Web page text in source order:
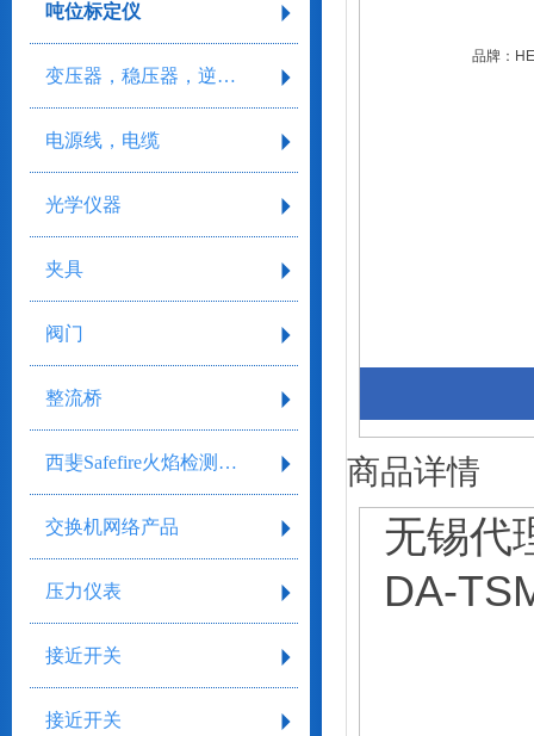
吨位标定仪
变压器，稳压器，逆变器
电源线，电缆
光学仪器
夹具
阀门
整流桥
西斐Safefire火焰检测系统
交换机网络产品
压力仪表
接近开关
接近开关
品牌：
商品详情
无锡代
DA-